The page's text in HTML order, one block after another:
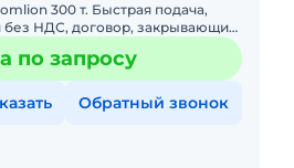
300 т. Быстрая подача,
без НДС, договор, закрывающие
ZOOMLION
по запросу
Обратный звонок